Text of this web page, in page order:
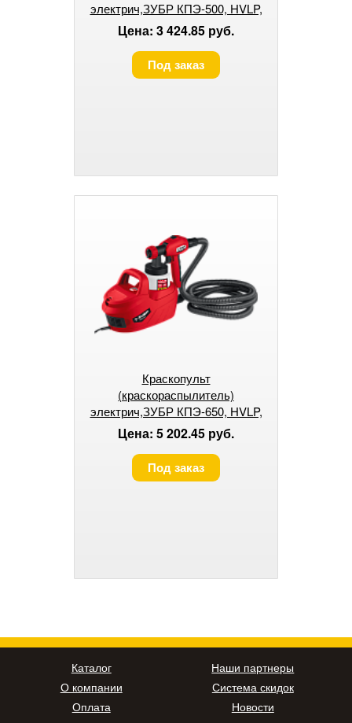
электрич,ЗУБР КПЭ-500, HVLP,
0.8л, краскоперенос 0-800мл/мин
Цена: 3 424.85 руб.
Под заказ
Краскопульт
(краскораспылитель)
электрич,ЗУБР КПЭ-650, HVLP,
0.8л, краскоперенос 0-700мл/мин
Цена: 5 202.45 руб.
Под заказ
Каталог
О компании
Оплата
Наши партнеры
Система скидок
Новости